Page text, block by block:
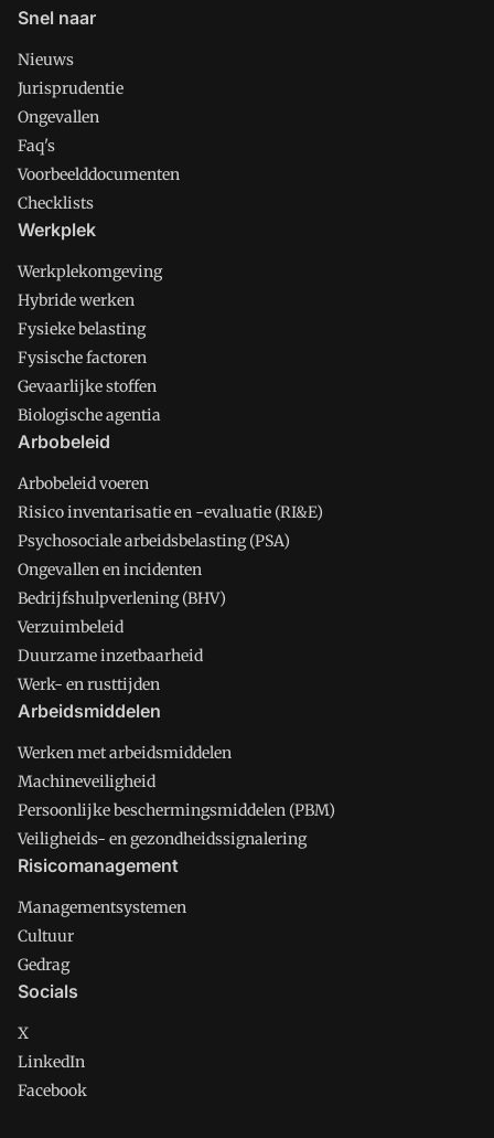
Snel naar
Nieuws
Jurisprudentie
Ongevallen
Faq's
Voorbeelddocumenten
Checklists
Werkplek
Werkplekomgeving
Hybride werken
Fysieke belasting
Fysische factoren
Gevaarlijke stoffen
Biologische agentia
Arbobeleid
Arbobeleid voeren
Risico inventarisatie en -evaluatie (RI&E)
Psychosociale arbeidsbelasting (PSA)
Ongevallen en incidenten
Bedrijfshulpverlening (BHV)
Verzuimbeleid
Duurzame inzetbaarheid
Werk- en rusttijden
Arbeidsmiddelen
Werken met arbeidsmiddelen
Machineveiligheid
Persoonlijke beschermingsmiddelen (PBM)
Veiligheids- en gezondheidssignalering
Risicomanagement
Managementsystemen
Cultuur
Gedrag
Socials
X
LinkedIn
Facebook